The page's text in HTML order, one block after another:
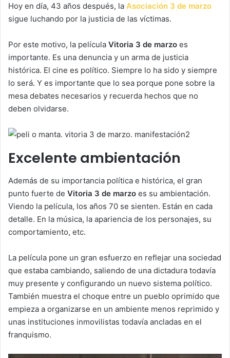
Hoy en día, 43 años después, la Asociación 3 de marzo
sigue luchando por la justicia de las víctimas.
Por este motivo, la película Vitoria 3 de marzo es
importante. Es una denuncia y un arma de justicia
histórica. El cine es político. Siempre lo ha sido y siempre
lo será. Y es importante que lo sea porque pone sobre la
mesa debates necesarios y recuerda hechos que no
deben olvidarse.
Excelente ambientación
Además de su importancia política e histórica, el gran
punto fuerte de Vitoria 3 de marzo es su ambientación.
Viendo la película, los años 70 se sienten. Están en cada
detalle. En la música, la apariencia de los personajes, su
comportamiento, etc.
La película pone un gran esfuerzo en reflejar una sociedad
que estaba cambiando, saliendo de una dictadura todavía
muy presente y configurando un nuevo sistema político.
También muestra el choque entre un pueblo oprimido que
empieza a organizarse en un ambiente menos reprimido y
unas instituciones inmovilistas todavía ancladas en el
franquismo.